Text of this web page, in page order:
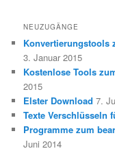
NEUZUGÄNGE
Konvertierungstools
3. Januar 2015
Kostenlose Tools
2015
Elster Download 7.
Texte Verschlüsseln
Programme zum
Juni 2014